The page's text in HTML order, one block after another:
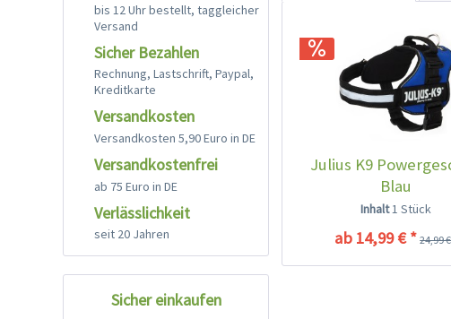
bis 12 Uhr bestellt, taggleicher
Versand
Sicher Bezahlen
Rechnung, Lastschrift, Paypal,
Kreditkarte
Versandkosten
Versandkosten 5,90 Euro in DE
Versandkostenfrei
ab 75 Euro in DE
Verlässlichkeit
seit 20 Jahren
Sicher einkaufen
Julius K9
Blau
Inhalt1 Stück
ab 14,99 € * 24,99